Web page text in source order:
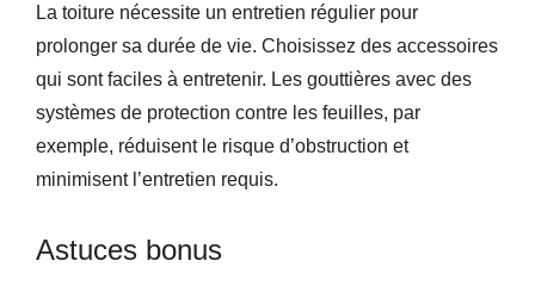
La toiture nécessite un entretien régulier pour
prolonger sa durée de vie. Choisissez des accessoires
qui sont faciles à entretenir. Les gouttières avec des
systèmes de protection contre les feuilles, par
exemple, réduisent le risque d’obstruction et
minimisent l’entretien requis.
Astuces bonus